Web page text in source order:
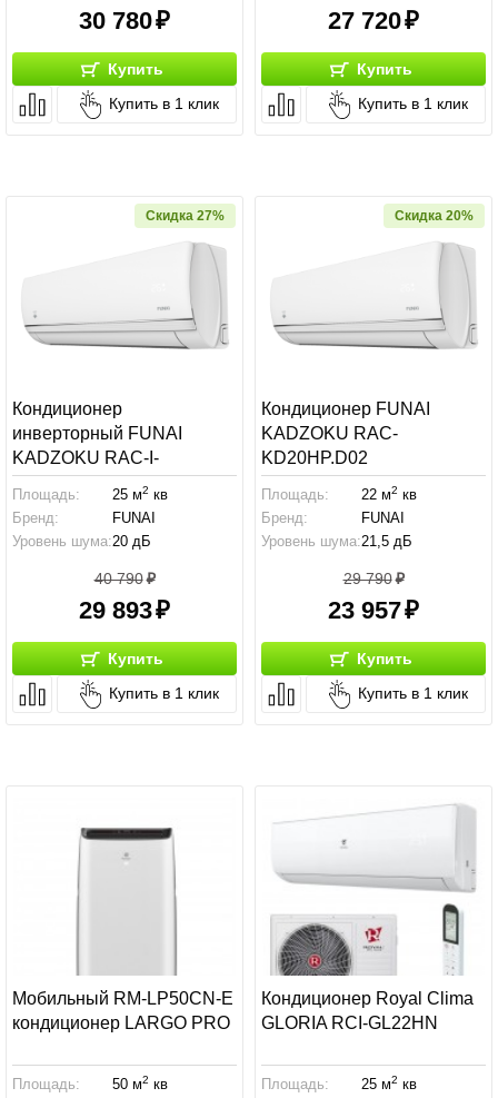
30 780
Купить
Купить в 1 клик
27 720
Купить
Купить в 1 клик
Скидка 27%
Кондиционер
инверторный FUNAI
KADZOKU RAC-I-
KD25HP.D03
Площадь: 25 м2 кв
Бренд:
FUNAI
Уровень шума:20 дБ
40 790
29 893
Купить
Купить в 1 клик
Скидка 20%
Кондиционер FUNAI
KADZOKU RAC-
KD20HP.D02
Площадь: 22 м2 кв
Бренд:
FUNAI
Уровень шума:21,5 дБ
29 790
23 957
Купить
Купить в 1 клик
Мобильный RM-LP50CN-E
кондиционер LARGO PRO
Площадь: 50 м2 кв
Кондиционер Royal Clima
GLORIA RCI-GL22HN
Площадь: 25 м2 кв